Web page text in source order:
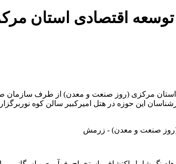
اقتصادی استان
اقتصادی استان مرکزی (روز صنعت و معدن) از طرف
این حوزه در هتل امیرکبیر سالن کوه